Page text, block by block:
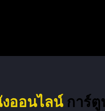
ออนไลน์ การ์ตู